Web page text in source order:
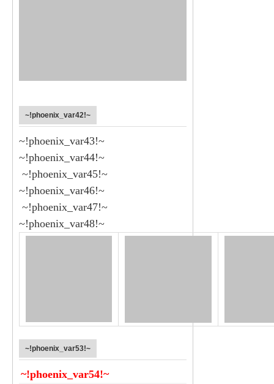
~!phoenix_var42!~
~!phoenix_var43!~
~!phoenix_var44!~
~!phoenix_var45!~
~!phoenix_var46!~
~!phoenix_var47!~
~!phoenix_var48!~
~!phoenix_var53!~
~!phoenix_var54!~